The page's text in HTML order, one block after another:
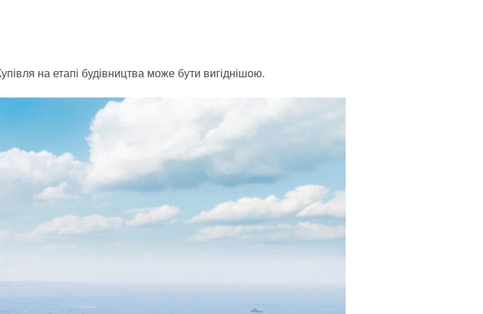
на етапі будівництва може бути вигіднішою.